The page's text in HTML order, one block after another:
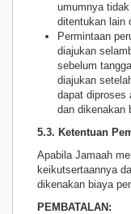
umumnya
ditentukan lain
Permintaan
diajukan
sebelum
diajukan
dapat diproses
dan dikenakan
5.3. Ketentuan
Apabila Jamaah
keikutsertaannya
dikenakan biaya
PEMBATALAN: